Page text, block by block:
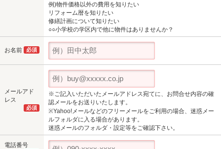
例)物件価格以外の費用を知りたい
リフォーム暦を知りたい
修繕計画について知りたい
○○小学校の学区内で他に物件はありませんか？
お名前 必須
メールアド
レス
必須
※ご記入いただいたメールアドレス宛てに、お問合せ内容の確
認メールをお送りいたします。
※Yahoo!メールなどのフリーメールをご利用の場合、迷惑メー
ルフォルダに入る場合があります。
迷惑メールのフォルダ・設定等をご確認下さい。
電話番号